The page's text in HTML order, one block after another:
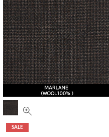
SALE